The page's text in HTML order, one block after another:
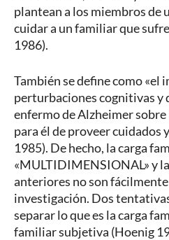
plantean a los miembros de
cuidar a un familiar que
1986).
También se define como «el
perturbaciones cognitivas y
enfermo de Alzheimer
para él de proveer cuidados
1985). De hecho, la carga
«MULTIDIMENSIONAL» y
anteriores no son
investigación. Dos
separar lo que es la carga
familiar subjetiva (Hoenig